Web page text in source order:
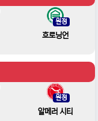
원정
흐로닝언
원정
알메러 시티